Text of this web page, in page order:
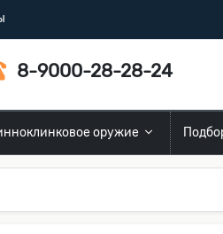
8-9000-28-28-24
оружие